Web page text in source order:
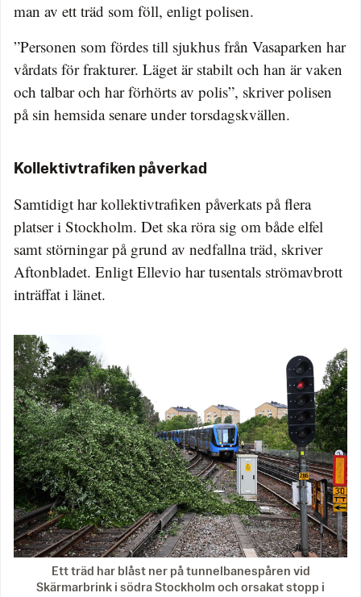
man av ett träd som föll, enligt polisen.
”Personen som fördes till sjukhus från Vasaparken har
vårdats för frakturer. Läget är stabilt och han är vaken
och talbar och har förhörts av polis”, skriver polisen
på sin hemsida senare under torsdagskvällen.
Kollektivtrafiken påverkad
Samtidigt har kollektivtrafiken påverkats på flera
platser i Stockholm. Det ska röra sig om både elfel
samt störningar på grund av nedfallna träd, skriver
Aftonbladet. Enligt Ellevio har tusentals strömavbrott
inträffat i länet.
Ett träd har blåst ner på tunnelbanespåren vid
Skärmarbrink i södra Stockholm och orsakat stopp i